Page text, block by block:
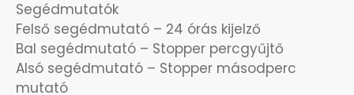
Segédmutatók
Felső segédmutató – 24 órás kijelző
Bal segédmutató – Stopper percgyűjtő
Alsó segédmutató – Stopper másodperc
mutató
SANTA BARBARA
SECTOR